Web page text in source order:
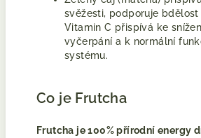
svěžesti, podporuje bdělost
Vitamin C přispívá ke
vyčerpání a k normální
systému.
Co je Frutcha
Frutcha je 100% přírodní energy